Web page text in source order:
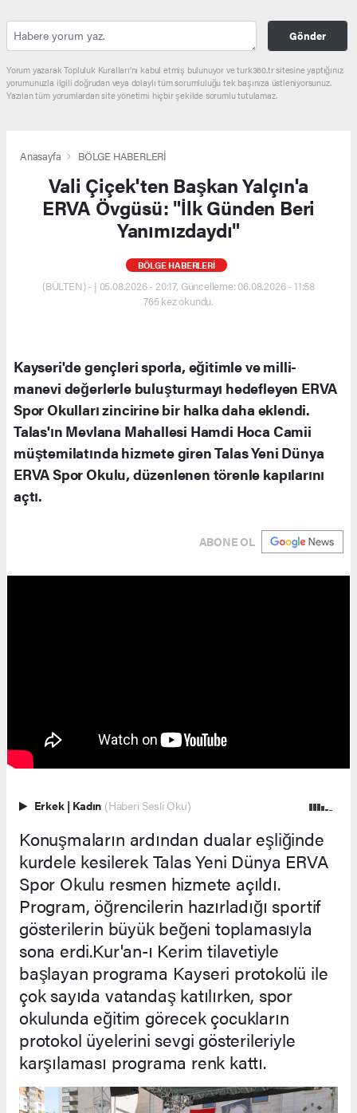
Gönder
Yorum yazarak Topluluk Kuralları’nı kabul etmiş bulunuyor ve turk360.tr sitesine yaptığınız
yorumunuzla ilgili doğrudan veya dolaylı tüm sorumluluğu tek başınıza üstleniyorsunuz.
Yazılan tüm yorumlardan site yönetimi hiçbir şekilde sorumlu tutulamaz.
Anasayfa BÖLGE HABERLERİ
Vali Çiçek'ten Başkan Yalçın'a
ERVA Övgüsü: "İlk Günden Beri
Yanımızdaydı"
BÖLGE HABERLERİ
(BÜLTEN) - | 05.08.2026 - 20:17, Güncelleme: 06.08.2026 - 11:58
765 kez okundu.
Kayseri'de gençleri sporla, eğitimle ve milli-
manevi değerlerle buluşturmayı hedefleyen ERVA
Spor Okulları zincirine bir halka daha eklendi.
Talas'ın Mevlana Mahallesi Hamdi Hoca Camii
müştemilatında hizmete giren Talas Yeni Dünya
ERVA Spor Okulu, düzenlenen törenle kapılarını
açtı.
ABONE OL
Erkek | Kadın (Haberi Sesli Oku)
Konuşmaların ardından dualar eşliğinde
kurdele kesilerek Talas Yeni Dünya ERVA
Spor Okulu resmen hizmete açıldı.
Program, öğrencilerin hazırladığı sportif
gösterilerin büyük beğeni toplamasıyla
sona erdi.Kur'an-ı Kerim tilavetiyle
başlayan programa Kayseri protokolü ile
çok sayıda vatandaş katılırken, spor
okulunda eğitim görecek çocukların
protokol üyelerini sevgi gösterileriyle
karşılaması programa renk kattı.